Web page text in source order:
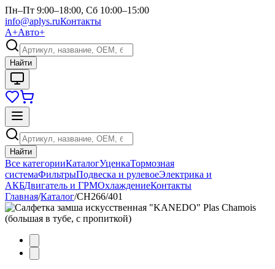
Пн–Пт 9:00–18:00, Сб 10:00–15:00
info@aplys.ruКонтакты
А+Авто+
Найти
Найти
Все категорииКаталогУценкаТормозная
системаФильтрыПодвеска и рулевоеЭлектрика и
АКБДвигатель и ГРМОхлаждениеКонтакты
Главная/Каталог/CH266/401